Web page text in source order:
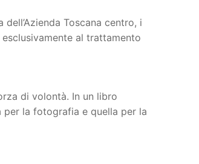
Toscana centro, i
al trattamento
di volontà. In un libro
la fotografia e quella per la